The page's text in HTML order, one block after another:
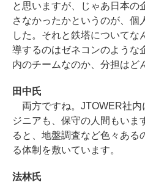
と思いますが、じゃあ日本の
さなかったかというのが、個
した。それと鉄塔についてな
導するのはゼネコンのような
内のチームなのか、分担はど
田中氏
両方ですね。JTOWER社内
ジニアも、保守の人間もいま
ると、地盤調査など色々ある
る体制を敷いています。
法林氏